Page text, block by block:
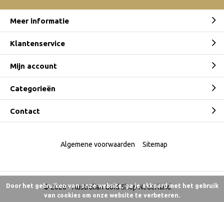
Meer informatie
Klantenservice
Mijn account
Categorieën
Contact
© 2026 -Australian Gold Shop Nederland
Algemene voorwaarden Sitemap
Door het gebruiken van onze website, ga je akkoord met het gebruik
van cookies om onze website te verbeteren.